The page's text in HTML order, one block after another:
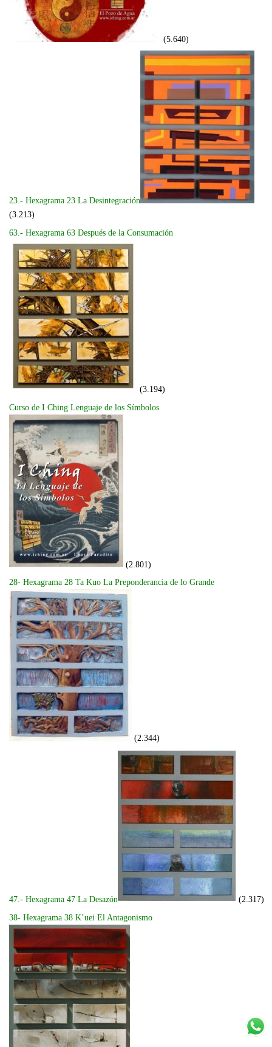
(5.640)
23.- Hexagrama 23 La Desintegración
(3.213)
63.- Hexagrama 63 Después de la Consumación
(3.194)
Curso de I Ching Lenguaje de los Símbolos
(2.801)
28- Hexagrama 28 Ta Kuo La Preponderancia de lo Grande
(2.344)
47.- Hexagrama 47 La Desazón
(2.317)
38- Hexagrama 38 K’uei El Antagonismo